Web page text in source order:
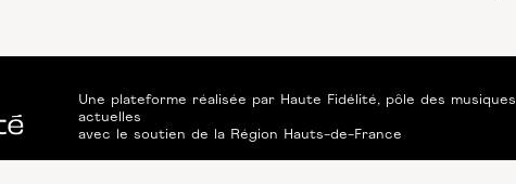
Une plateforme réalisée par Haute Fidélité, pôle des musiques
actuelles
avec le soutien de
la Région Hauts-de-France